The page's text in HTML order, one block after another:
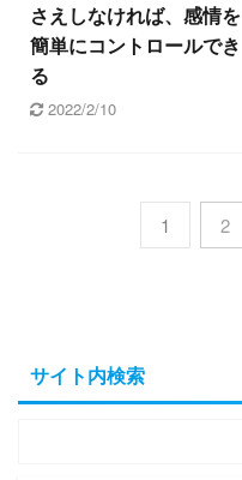
さえしなければ、感情を
簡単にコントロールでき
る
2022/2/10
1 2
サイト内検索